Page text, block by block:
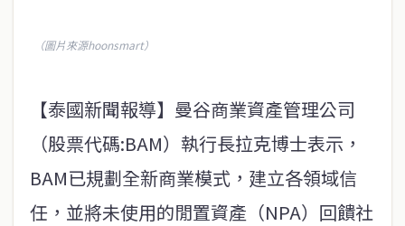
（圖片來源hoonsmart）
【泰國新聞報導】曼谷商業資產管理公司
（股票代碼:BAM）執行長拉克博士表示，
BAM已規劃全新商業模式，建立各領域信
任，並將未使用的閒置資產（NPA）回饋社